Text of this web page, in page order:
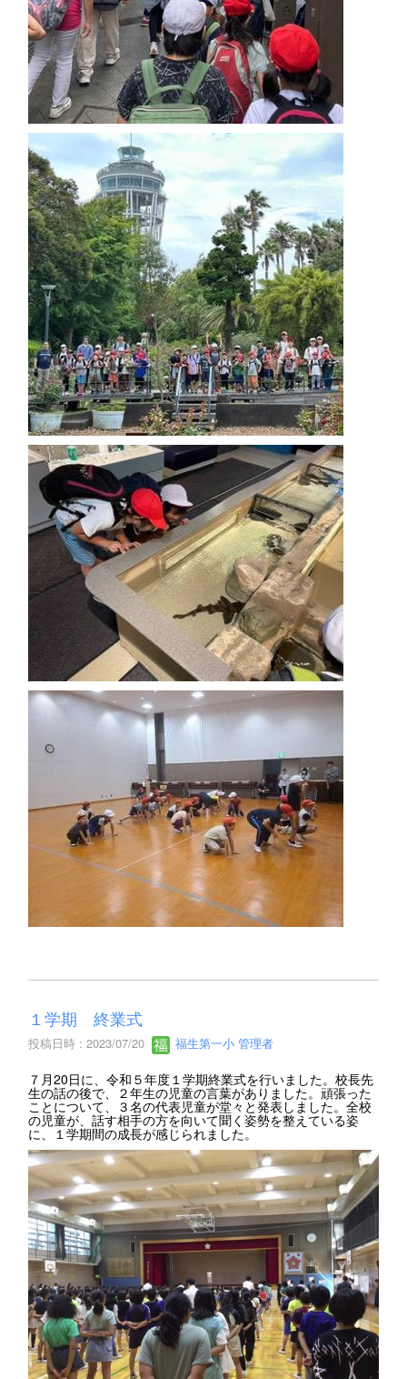
１学期 終業式
投稿日時 : 2023/07/20 福生第一小 管理者
７月20日に、令和５年度１学期終業式を行いました。校長先
生の話の後で、２年生の児童の言葉がありました。頑張った
ことについて、３名の代表児童が堂々と発表しました。全校
の児童が、話す相手の方を向いて聞く姿勢を整えている姿
に、１学期間の成長が感じられました。